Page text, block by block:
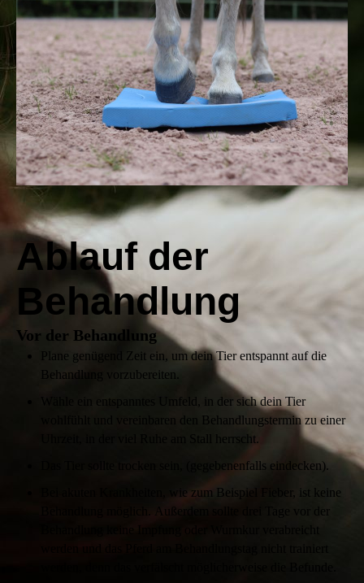
Ablauf der
Behandlung
Vor der Behandlung
Plane genügend Zeit ein, um dein Tier entspannt auf die
Behandlung vorzubereiten.
Wähle ein entspanntes Umfeld, in der sich dein Tier
wohlfühlt und vereinbaren den Behandlungstermin zu einer
Uhrzeit, in der viel Ruhe am Stall herrscht.
Das Tier sollte trocken sein, (gegebenenfalls eindecken).
Bei akuten Krankheiten, wie zum Beispiel Fieber, ist keine
Behandlung möglich. Außerdem sollte drei Tage vor der
Behandlung keine Impfung oder Wurmkur verabreicht